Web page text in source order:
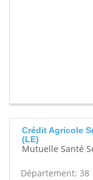
Crédit Agricole
(LE)
Mutuelle Santé
Département: 38